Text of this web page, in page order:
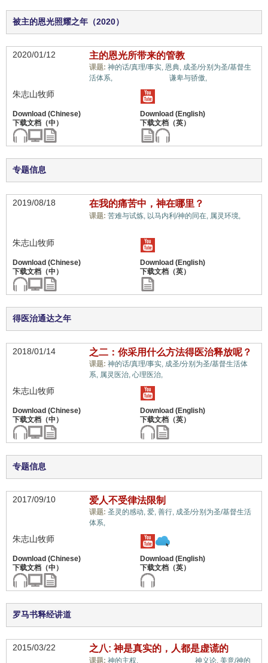
被主的恩光照耀之年（2020）
2020/01/12 主的恩光所带来的管教
课题: 神的话/真理/事实, 恩典, 成圣/分别为圣/基督生
活体系,
谦卑与骄傲,
朱志山牧师
专题信息
2019/08/18 在我的痛苦中，神在哪里？
课题: 苦难与试炼, 以马内利/神的同在, 属灵环境,
朱志山牧师
得医治通达之年
2018/01/14 之二：你采用什么方法得医治释放呢？
课题: 神的话/真理/事实, 成圣/分别为圣/基督生活体
系, 属灵医治, 心理医治,
朱志山牧师
专题信息
2017/09/10 爱人不受律法限制
课题: 圣灵的感动, 爱, 善行, 成圣/分别为圣/基督生活
体系,
朱志山牧师
罗马书释经讲道
2015/03/22 之八: 神是真实的，人都是虚谎的
课题: 神的主权, 神义论, 美意/神的